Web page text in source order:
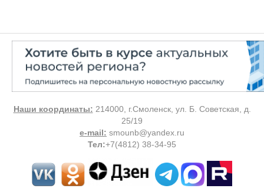
Наши координаты: 214000, г.Смоленск, ул. Б. Советская, д.
25/19
e-mail: smounb@yandex.ru
Тел:+7(4812) 38-34-95